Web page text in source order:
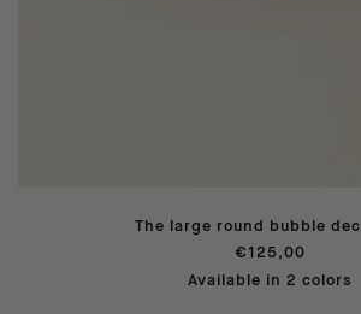
The large round bubble
€125,00
Available in 2 colors